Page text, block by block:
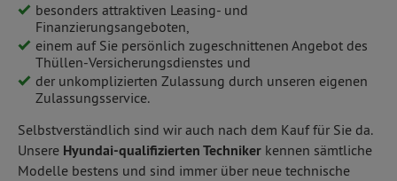
besonders attraktiven Leasing- und
Finanzierungsangeboten,
einem auf Sie persönlich zugeschnittenen Angebot des
Thüllen-Versicherungsdienstes und
der unkomplizierten Zulassung durch unseren eigenen
Zulassungsservice.
Selbstverständlich sind wir auch nach dem Kauf für Sie da.
Unsere Hyundai-qualifizierten Techniker kennen sämtliche
Modelle bestens und sind immer über neue technische